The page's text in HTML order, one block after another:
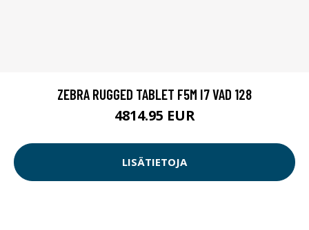
ZEBRA RUGGED TABLET F5M I7 VAD 128
4814.95 EUR
LISÄTIETOJA